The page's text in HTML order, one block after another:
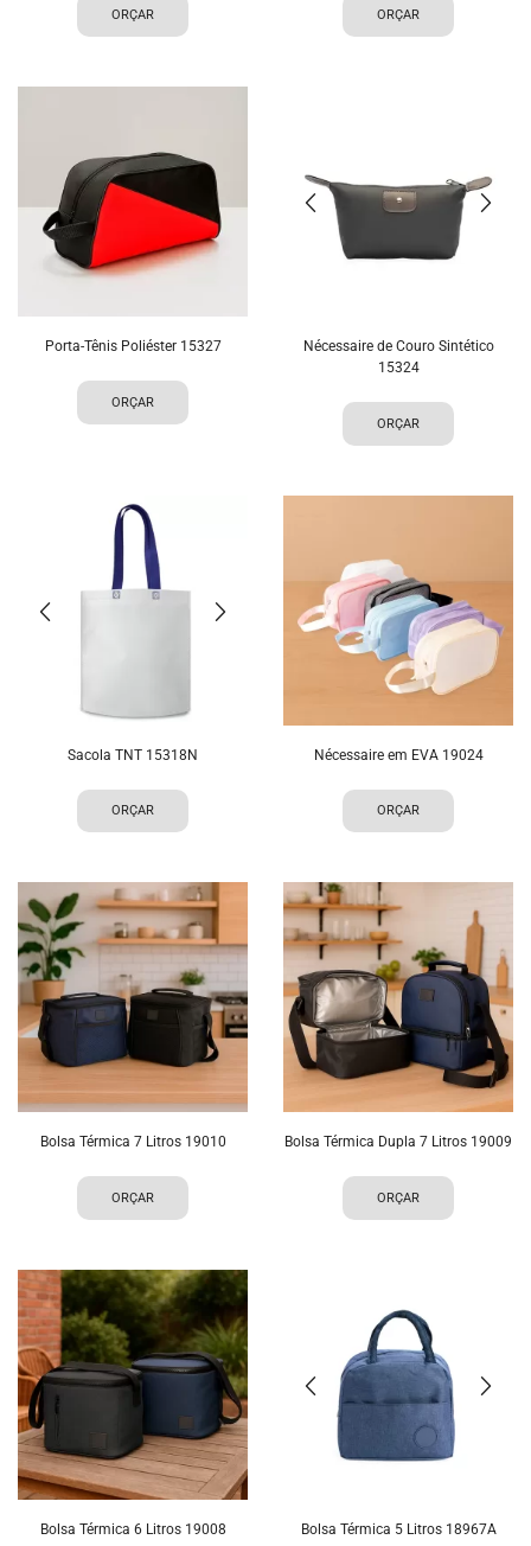
ORÇAR ORÇAR
Porta-Tênis Poliéster 15327
ORÇAR
Nécessaire de Couro Sintético
15324
ORÇAR
Sacola TNT 15318N
ORÇAR
Nécessaire em EVA 19024
ORÇAR
Bolsa Térmica 7 Litros 19010
ORÇAR
Bolsa Térmica Dupla 7 Litros 19009
ORÇAR
Bolsa Térmica 6 Litros 19008 Bolsa Térmica 5 Litros 18967A